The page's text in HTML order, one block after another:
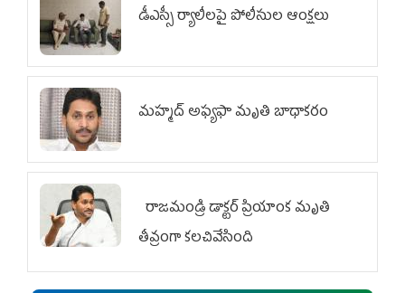
డీఎస్సీ ర్యాలీలపై పోలీసుల ఆంక్షలు
మహ్మద్‌ అఫ్యఫా మృతి బాధాకరం
రాజమండ్రి డాక్టర్‌ ప్రియాంక మృతి
తీవ్రంగా కలచివేసింది